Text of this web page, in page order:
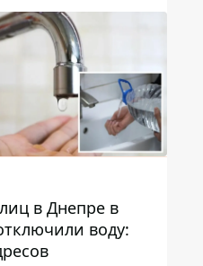
в Днепре
в Днепре в
воду: